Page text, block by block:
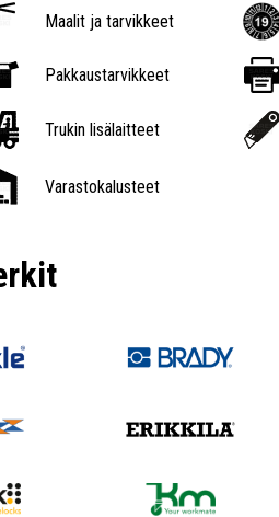
Maalit ja tarvikkeet
Pakkaustarvikkeet
Trukin lisälaitteet
Varastokalusteet